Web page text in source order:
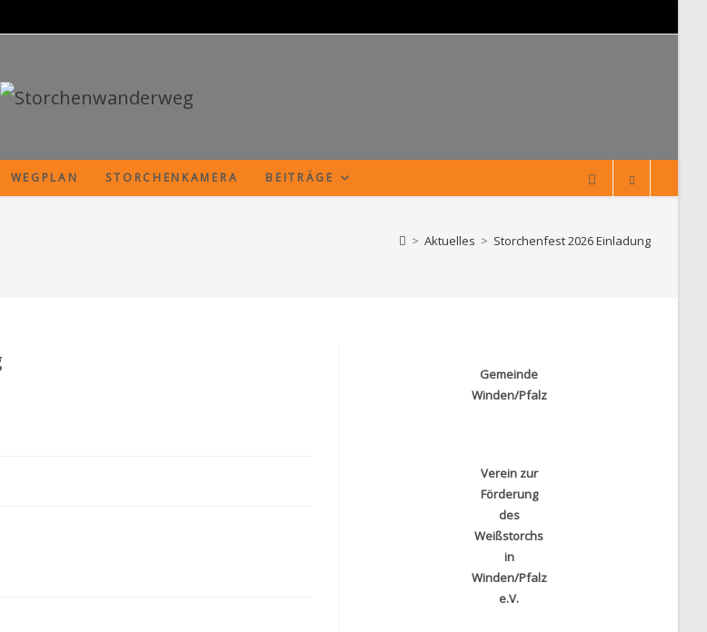
WEGPLAN STORCHENKAMERA BEITRÄGE
> Aktuelles > Storchenfest 2026 Einladung
Gemeinde
Winden/Pfalz
Verein zur
Förderung
des
Weißstorchs
in
Winden/Pfalz
e.V.